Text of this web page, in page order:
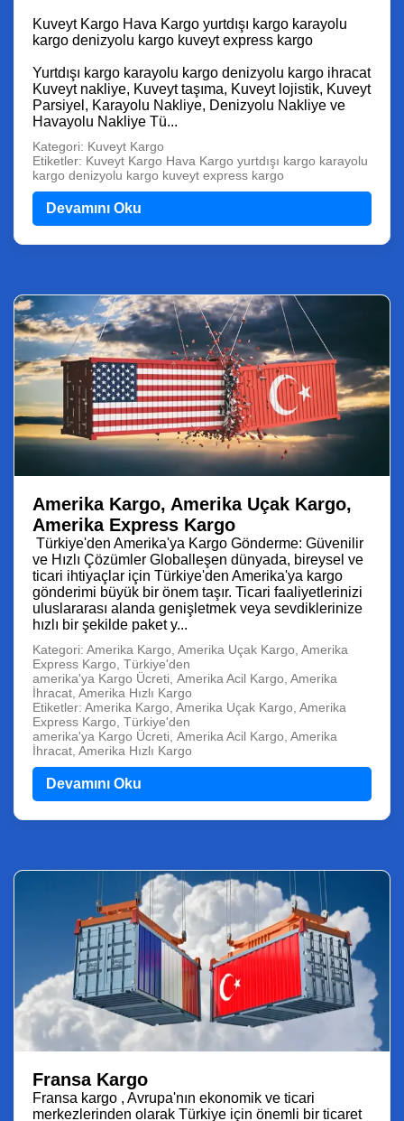
Kuveyt Kargo Hava Kargo yurtdışı kargo karayolu
kargo denizyolu kargo kuveyt express kargo
Yurtdışı kargo karayolu kargo denizyolu kargo ihracat
Kuveyt nakliye, Kuveyt taşıma, Kuveyt lojistik, Kuveyt
Parsiyel, Karayolu Nakliye, Denizyolu Nakliye ve
Havayolu Nakliye Tü...
Kategori: Kuveyt Kargo
Etiketler: Kuveyt Kargo Hava Kargo yurtdışı kargo karayolu
kargo denizyolu kargo kuveyt express kargo
Devamını Oku
Amerika Kargo, Amerika Uçak Kargo,
Amerika Express Kargo
Türkiye'den Amerika'ya Kargo Gönderme: Güvenilir
ve Hızlı Çözümler Globalleşen dünyada, bireysel ve
ticari ihtiyaçlar için Türkiye'den Amerika'ya kargo
gönderimi büyük bir önem taşır. Ticari faaliyetlerinizi
uluslararası alanda genişletmek veya sevdiklerinize
hızlı bir şekilde paket y...
Kategori: Amerika Kargo, Amerika Uçak Kargo, Amerika
Express Kargo, Türkiye'den
amerika'ya Kargo Ücreti, Amerika Acil Kargo, Amerika
İhracat, Amerika Hızlı Kargo
Etiketler: Amerika Kargo, Amerika Uçak Kargo, Amerika
Express Kargo, Türkiye'den
amerika'ya Kargo Ücreti, Amerika Acil Kargo, Amerika
İhracat, Amerika Hızlı Kargo
Devamını Oku
Fransa Kargo
Fransa kargo , Avrupa'nın ekonomik ve ticari
merkezlerinden olarak Türkiye için önemli bir ticaret